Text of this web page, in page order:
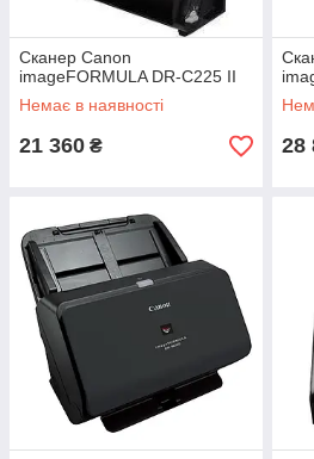
Сканер Canon
imageFORMULA DR-C225 II
Немає в наявності
21 360 ₴ 28